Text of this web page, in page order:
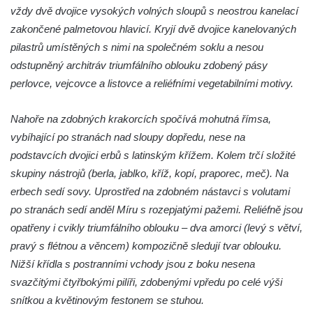
Pamětní deska Josefa Hloucha na
biskupské rezidenci v Českých
Budějovicích
Socha žáby u rybníčku na Náměstí v
Kamenném Újezdě
Pamětní kámen družebních obcí Kamenný
Újezd a Krauchthal v parku na Náměstí v
Kamenném Újezdě
Socha na náměstí J. V. Kamarýta ve
Velešíně
Pomník J. V. Kamarýta v Krumlovské ulici ve
Velešíně
Pamětní deska arcibiskupa Micara ve
vstupu do poutního místa Římov
Plastika Koule v Gutenbergově ulici v
vždy dvě dvojice vysokých volných sloupů s neostrou kanelací
zakončené palmetovou hlavicí. Kryjí dvě dvojice kanelovaných
pilastrů umístěných s nimi na společném soklu a nesou
odstupněný architráv triumfálního oblouku zdobený pásy
perlovce, vejcovce a listovce a reliéfními vegetabilními motivy.
Nahoře na zdobných krakorcích spočívá mohutná římsa,
vybíhající po stranách nad sloupy dopředu, nese na
podstavcích dvojici erbů s latinským křížem. Kolem trčí složité
skupiny nástrojů (berla, jablko, kříž, kopí, praporec, meč). Na
erbech sedí sovy. Uprostřed na zdobném nástavci s volutami
po stranách sedí anděl Míru s rozepjatými pažemi. Reliéfně jsou
opatřeny i cvikly triumfálního oblouku – dva amorci (levý s větví,
pravý s flétnou a věncem) kompozičně sledují tvar oblouku.
Nižší křídla s postranními vchody jsou z boku nesena
svazčitými čtyřbokými pilíři, zdobenými vpředu po celé výši
snítkou a květinovým festonem se stuhou.